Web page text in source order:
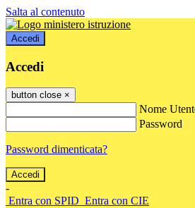
Salta al contenuto
Accedi
Accedi
button close ×
Nome
Password
Password dimenticata?
-
Entra con SPID Entra con CIE